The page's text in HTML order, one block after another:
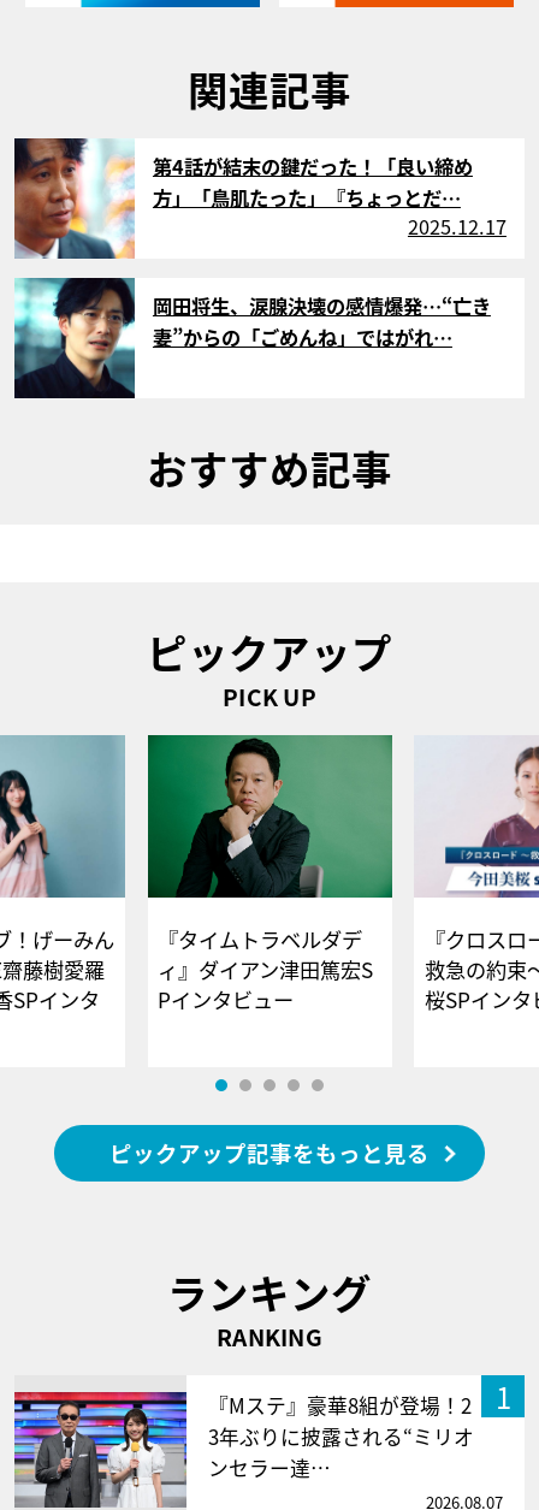
関連記事
サムネイル
第4話が結末の鍵だった！「良い締め
方」「鳥肌たった」『ちょっとだ…
2025.12.17
岡田将生、涙腺決壊の感情爆発…“亡き
妻”からの「ごめんね」ではがれ…
おすすめ記事
ピックアップ
PICK UP
！げーみん
藤樹愛羅
SPインタ
『タイムトラベルダデ
ィ』ダイアン津田篤宏S
Pインタビュー
『クロス
救急の約束
桜SPイ
ピックアップ記事をもっと見る
ランキング
RANKING
1
『Mステ』豪華8組が登場！2
3年ぶりに披露される“ミリオ
ンセラー達…
2026.08.07